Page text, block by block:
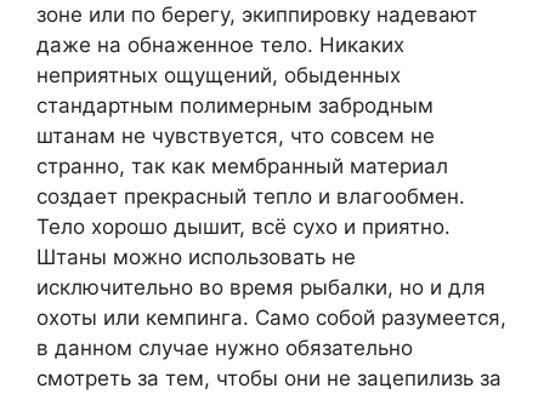
зоне или по берегу, экиппировку надевают
даже на обнаженное тело. Никаких
неприятных ощущений, обыденных
стандартным полимерным забродным
штанам не чувствуется, что совсем не
странно, так как мембранный материал
создает прекрасный тепло и влагообмен.
Тело хорошо дышит, всё сухо и приятно.
Штаны можно использовать не
исключительно во время рыбалки, но и для
охоты или кемпинга. Само собой разумеется,
в данном случае нужно обязательно
смотреть за тем, чтобы они не зацепилизь за